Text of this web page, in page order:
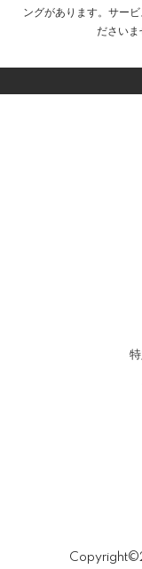
ングがあります。サー
ださいま